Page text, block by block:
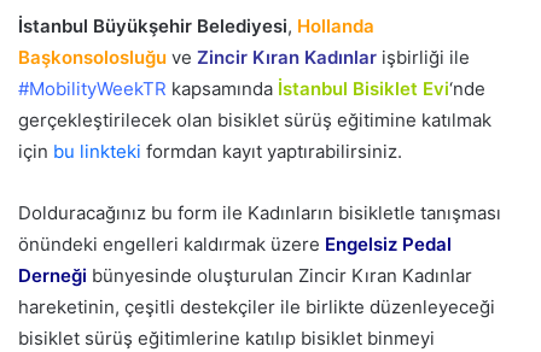
m
e
k
İstanbul Büyükşehir Belediyesi, Hollanda
Başkonsolosluğu ve Zincir Kıran Kadınlar işbirliği ile
#MobilityWeekTR kapsamında İstanbul Bisiklet Evi‘nde
gerçekleştirilecek olan bisiklet sürüş eğitimine katılmak
için bu linkteki formdan kayıt yaptırabilirsiniz.
Dolduracağınız bu form ile Kadınların bisikletle tanışması
önündeki engelleri kaldırmak üzere Engelsiz Pedal
Derneği bünyesinde oluşturulan Zincir Kıran Kadınlar
hareketinin, çeşitli destekçiler ile birlikte düzenleyeceği
bisiklet sürüş eğitimlerine katılıp bisiklet binmeyi